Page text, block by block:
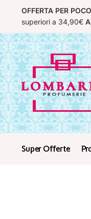
navigation
content
OFFERTA PER
superiori a 34,90€
Super Offerte